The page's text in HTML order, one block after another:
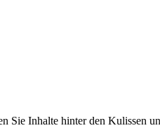
Inhalte hinter den Kulissen